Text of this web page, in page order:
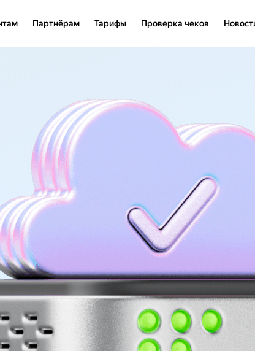
Партнёрам Тарифы Проверка чеков